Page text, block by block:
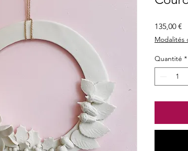
135,00 €
Modalités
Quantité *